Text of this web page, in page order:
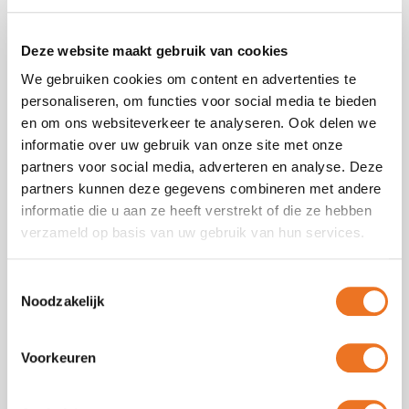
Deze website maakt gebruik van cookies
We gebruiken cookies om content en advertenties te
personaliseren, om functies voor social media te bieden
en om ons websiteverkeer te analyseren. Ook delen we
informatie over uw gebruik van onze site met onze
partners voor social media, adverteren en analyse. Deze
partners kunnen deze gegevens combineren met andere
informatie die u aan ze heeft verstrekt of die ze hebben
verzameld op basis van uw gebruik van hun services.
Noodzakelijk
Voorkeuren
marmerprint. Dankzij de strakke afwerking en
hoogwaardige printkwaliteit ogen ze als echt natuursteen,
maar zijn ze veel praktischer in gebruik.
Onze marmer panelen zijn:
Vormvast
Glad afgewerkt en makkelijk te reinigen
Vochtbestendig
Geschikt voor binnen en semi buitenruimtes
wandpanelen voor gebruiken?
Wandpanelen badkamer zijn veelzijdig en passen in vrijwel